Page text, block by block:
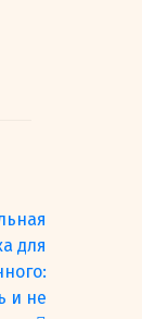
для
и не